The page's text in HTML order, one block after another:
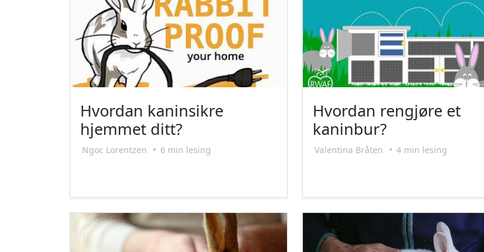
Hvordan kaninsikre
hjemmet ditt?
Ngoc Lorentzen • 6 min lesing
Hvordan rengjøre et
kaninbur?
Valentina Bråten • 4 min lesing